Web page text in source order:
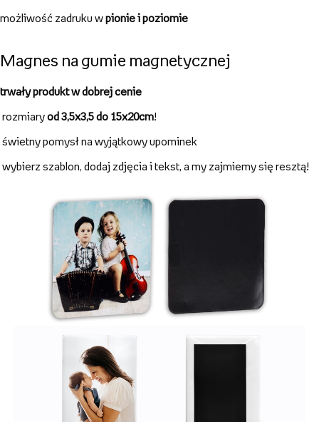
możliwość zadruku wpionie i poziomie
Magnes na gumie magnetycznej
trwały produkt w dobrej cenie
rozmiaryod 3,5x3,5 do 15x20cm!
świetny pomysł na wyjątkowy upominek
wybierz szablon, dodaj zdjęcia i tekst, a my zajmiemy się resztą!